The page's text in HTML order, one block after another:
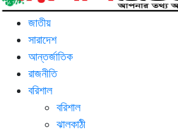
জাতীয়
সারাদেশ
আন্তর্জাতিক
রাজনীতি
বরিশাল
বরিশাল
ঝালকাঠী